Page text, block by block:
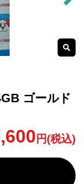
ゴールド
円(税込)